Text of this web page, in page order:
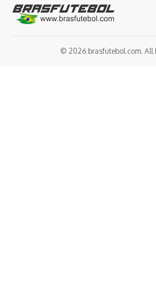
© 2026 brasfutebol.com. All